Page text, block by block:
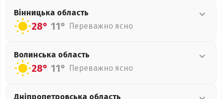
Вінницька область
28° 11° Переважно ясно
Волинська область
28° 11° Переважно ясно
Дніпропетровська область